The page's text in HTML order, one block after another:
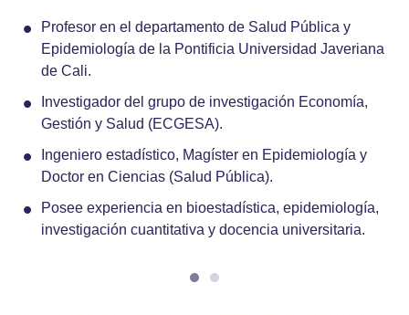
Profesor en el departamento de Salud Pública y
Epidemiología de la Pontificia Universidad Javeriana
de Cali.
Investigador del grupo de investigación Economía,
Gestión y Salud (ECGESA).
Ingeniero estadístico, Magíster en Epidemiología y
Doctor en Ciencias (Salud Pública).
Posee experiencia en bioestadística, epidemiología,
investigación cuantitativa y docencia universitaria.